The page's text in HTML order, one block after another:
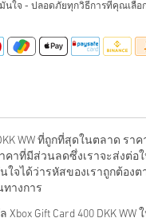
มั่นใจ - ปลอดภัยทุกวิธีการที่คุณเลือ
WW ที่ถูกที่สุดในตลาด รา
าที่มีส่วนลดซึ่งเราจะส่งต่อ
จได้ว่ารหัสของเราถูกต้องต
ทางการ
Gift Card 400 DKK